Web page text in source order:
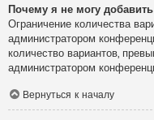
Почему я не могу
Ограничение количества
администратором
количество вариантов,
администратором
Вернуться к началу